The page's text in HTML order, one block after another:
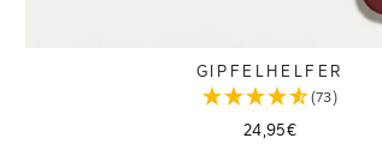
GIPFELHELFER
(73)
24,95€